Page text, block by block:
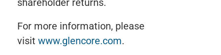
For more information, please
visit www.glencore.com.